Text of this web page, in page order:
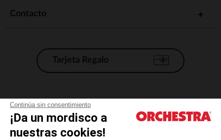
Continúa sin consentimiento
¡Da un mordisco a
nuestras cookies!
Contacto
Tarjeta Regalo
Condiciones generales de venta
Aviso Legal
*Condiciones de las ofertas actuales